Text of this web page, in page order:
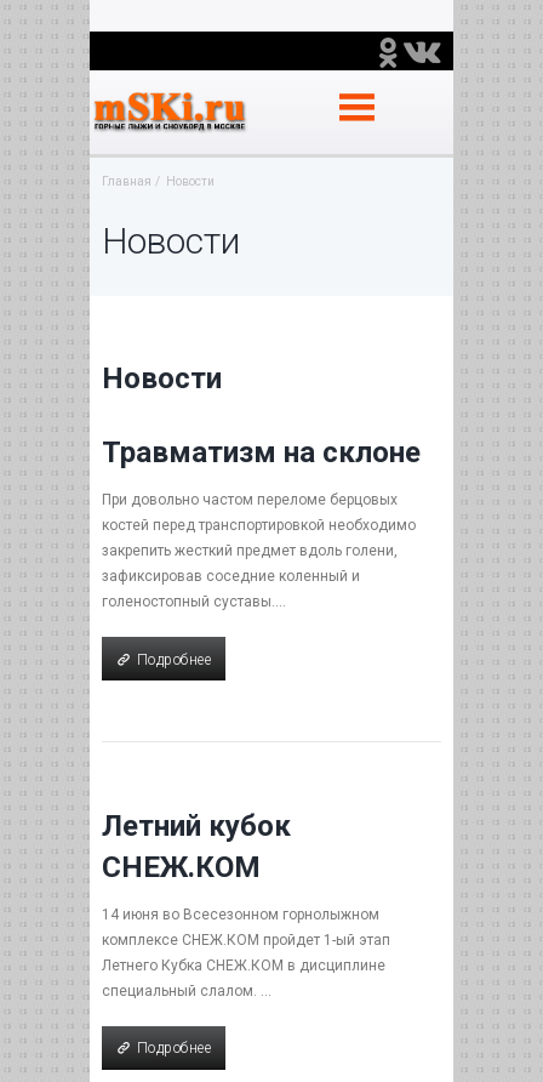
Главная Новости
Новости
Новости
Травматизм на склоне
При довольно частом переломе берцовых
костей перед транспортировкой необходимо
закрепить жесткий предмет вдоль голени,
зафиксировав соседние коленный и
голеностопный суставы....
Подробнее
Летний кубок
СНЕЖ.КОМ
14 июня во Всесезонном горнолыжном
комплексе СНЕЖ.КОМ пройдет 1-ый этап
Летнего Кубка СНЕЖ.КОМ в дисциплине
cпециальный слалом. ...
Подробнее